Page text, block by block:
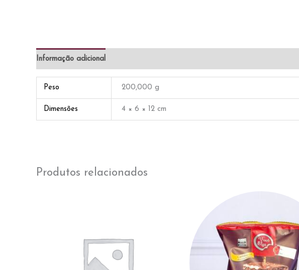
Informação adicional
Peso 200,000 g
Dimensões 4 × 6 × 12 cm
Produtos relacionados